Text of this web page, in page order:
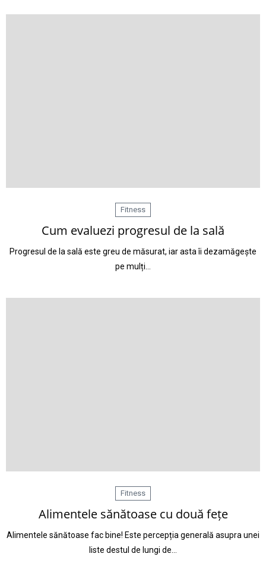
Fitness
Cum evaluezi progresul de la sală
Progresul de la sală este greu de măsurat, iar asta îi dezamăgește
pe mulți…
Fitness
Alimentele sănătoase cu două fețe
Alimentele sănătoase fac bine! Este percepția generală asupra unei
liste destul de lungi de…